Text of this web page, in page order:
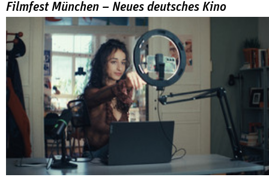
Filmfest München – Neues deutsches Kino